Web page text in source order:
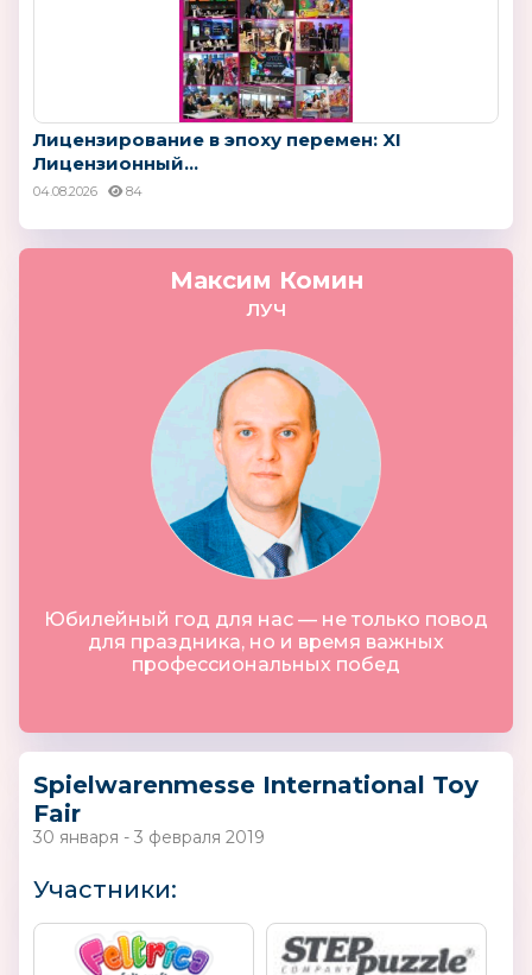
Лицензирование в эпоху перемен: XI
Лицензионный...
04.08.2026 84
Максим Комин
ЛУЧ
Юбилейный год для нас — не только повод
для праздника, но и время важных
профессиональных побед
Spielwarenmesse International Toy
Fair
30 января - 3 февраля 2019
Участники: